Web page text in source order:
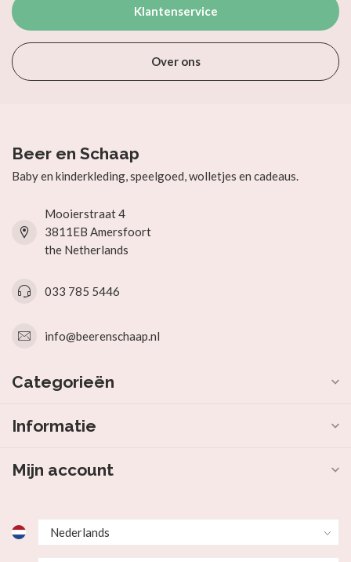
Klantenservice
Over ons
Beer en Schaap
Baby en kinderkleding, speelgoed, wolletjes en cadeaus.
Mooierstraat 4
3811EB Amersfoort
the Netherlands
033 785 5446
info@beerenschaap.nl
Categorieën
Informatie
Mijn account